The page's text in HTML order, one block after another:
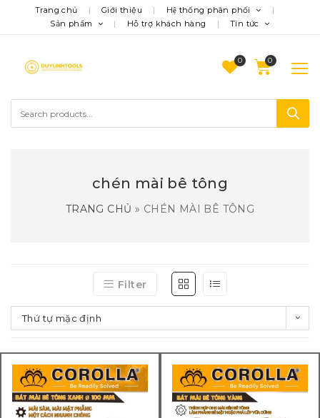
Trang chủ Giới thiệu
Hệ thống phân phối
Sản phẩm
Hỗ trợ khách hàng Tin tức
0
chén mài bê tông
TRANG CHỦ » CHÉN MÀI BÊ TÔNG
Filter
Thứ tự mặc định